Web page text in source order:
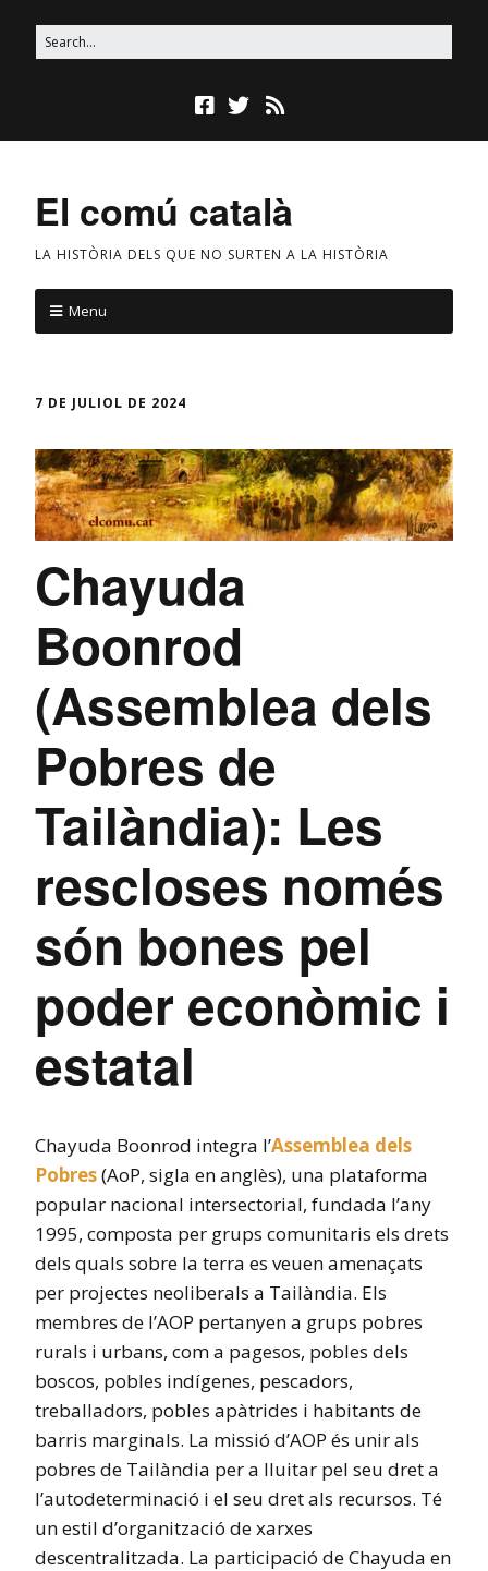
El comú català
LA HISTÒRIA DELS QUE NO SURTEN A LA HISTÒRIA
Menu
7 DE JULIOL DE 2024
Chayuda
Boonrod
(Assemblea dels
Pobres de
Tailàndia): Les
rescloses només
són bones pel
poder econòmic i
estatal
Chayuda Boonrod integra l’Assemblea dels
Pobres(AoP, sigla en anglès), una plataforma
popular nacional intersectorial, fundada l’any
1995, composta per grups comunitaris els drets
dels quals sobre la terra es veuen amenaçats
per projectes neoliberals a Tailàndia. Els
membres de l’AOP pertanyen a grups pobres
rurals i urbans, com a pagesos, pobles dels
boscos, pobles indígenes, pescadors,
treballadors, pobles apàtrides i habitants de
barris marginals. La missió d’AOP és unir als
pobres de Tailàndia per a lluitar pel seu dret a
l’autodeterminació i el seu dret als recursos. Té
un estil d’organització de xarxes
descentralitzada. La participació de Chayuda en